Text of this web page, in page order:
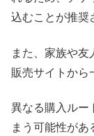
込むことが推奨
また、家族や友
販売サイトから
異なる購入ルー
まう可能性があ